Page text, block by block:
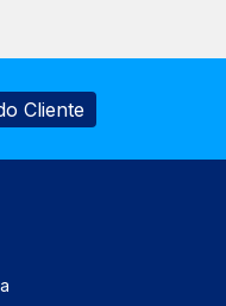
Cliente